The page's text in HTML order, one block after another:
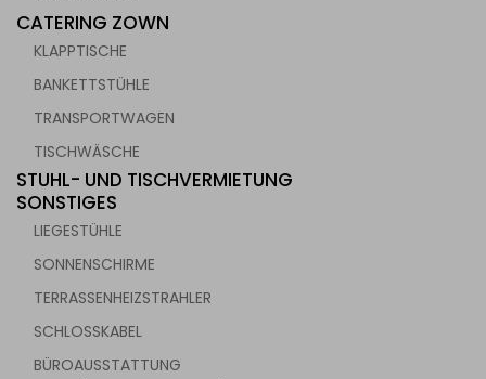
CATERING ZOWN
KLAPPTISCHE
BANKETTSTÜHLE
TRANSPORTWAGEN
TISCHWÄSCHE
STUHL- UND TISCHVERMIETUNG
SONSTIGES
LIEGESTÜHLE
SONNENSCHIRME
TERRASSENHEIZSTRAHLER
SCHLOSSKABEL
BÜROAUSSTATTUNG